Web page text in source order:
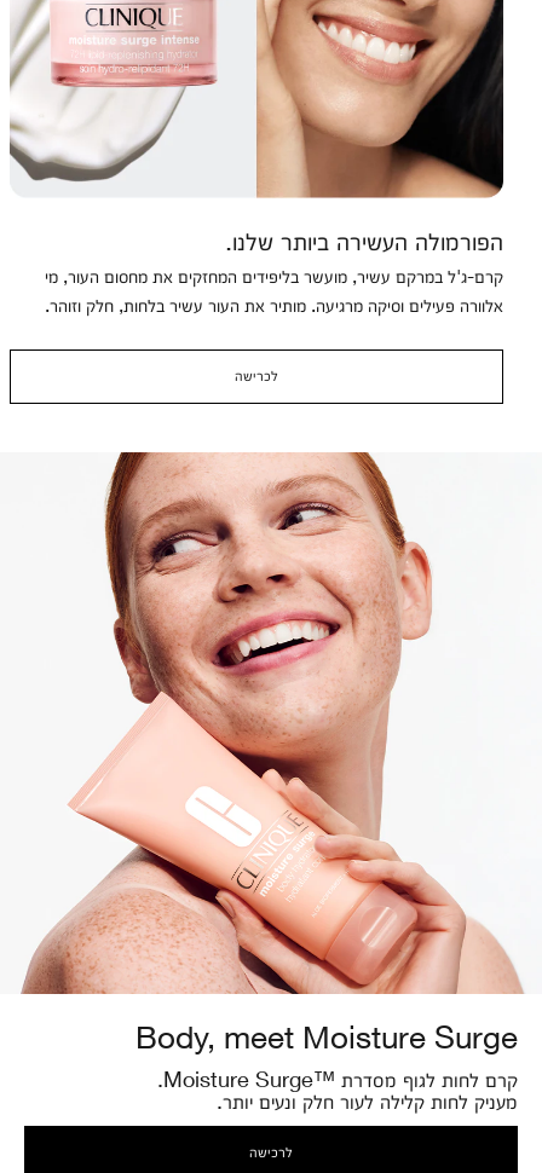
הפורמולה העשירה ביותר שלנו.
קרם-ג'ל במרקם עשיר, מועשר בליפידים המחזקים את מחסום העור, מי
אלוורה פעילים וסיקה מרגיעה. מותיר את העור עשיר בלחות, חלק וזוהר.
לכרישה
Body, meet Moisture Surge
קרם לחות לגוף מסדרת ™Moisture Surge.
מעניק לחות קלילה לעור חלק ונעים יותר.
לרכישה